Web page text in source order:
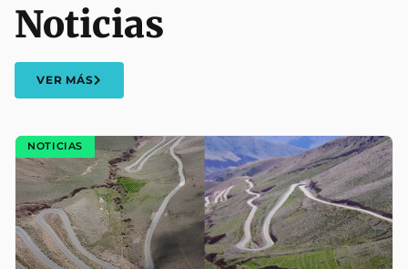
Noticias
VER MÁS
NOTICIAS